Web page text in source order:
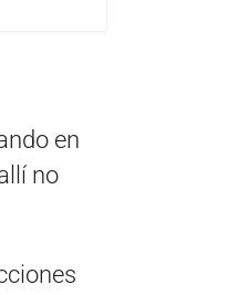
en
no